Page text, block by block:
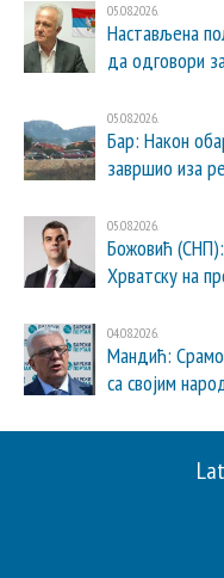
05.08.2026.
Настављена
да одговори
05.08.2026.
Бар: Након
завршио иза
05.08.2026.
Божовић
Хрватску на
04.08.2026.
Мандић:
са својим